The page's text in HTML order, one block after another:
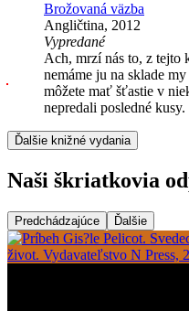
Brožovaná väzba
Angličtina, 2012
Vypredané
Ach, mrzí nás to, z tejto
nemáme ju na sklade
môžete mať šťastie v
nepredali posledné kusy.
Ďalšie knižné vydania
Naši škriatkovia
Predchádzajúce Ďalšie